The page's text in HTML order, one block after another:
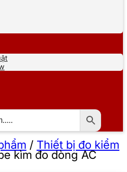
/ Thiết bị đo kiểm
kìm đo dòng AC